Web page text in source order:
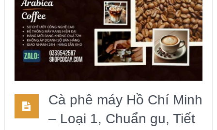
Cà phê máy Hồ Chí Minh
– Loại 1, Chuẩn gu, Tiết